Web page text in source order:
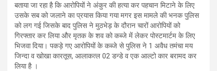
बताया जा रहा है कि आरोपियों ने अंकुर की हत्या कर पहचान मिटाने के लिए
उसके सब को जलाने का प्रयास किया गया मगर इस मामले की भनक पुलिस
को लग गई जिसके बाद पुलिस ने मुठभेड़ के दौरान चारों आरोपियों को
गिरफ्तार कर लिया और मृतक के शव को कब्जे में लेकर पोस्टमार्टम के लिए
भिजवा दिया। पकड़े गए आरोपियों के कब्जे से पुलिस ने 1 अवैध तमंचा मय
जिन्दा व खोखा कारतूस, आलाकत्ल 02 डन्डे व एक आल्टो कार बरामद कर
लिया है ।